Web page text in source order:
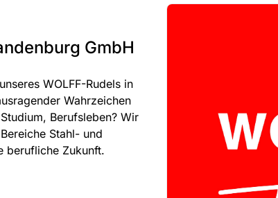
GmbH
WOLFF-Rudels in
Wahrzeichen
Berufsleben? Wir
Stahl- und
berufliche Zukunft.